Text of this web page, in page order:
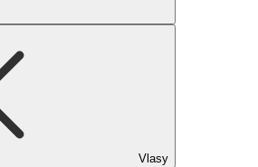
Vlasy